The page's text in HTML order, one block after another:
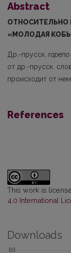
Abstract
ОТНОСИТЕЛЬНО
«МОЛОДАЯ
Др.-прусск. rapeno
от др.-прусск.
происходит от
References
This work is
4.0 International
Downloads